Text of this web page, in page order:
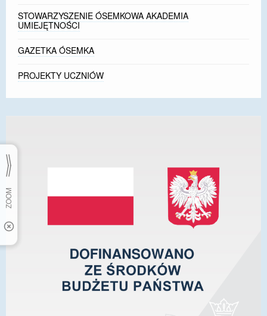
STOWARZYSZENIE ÓSEMKOWA AKADEMIA
UMIEJĘTNOŚCI
GAZETKA ÓSEMKA
PROJEKTY UCZNIÓW